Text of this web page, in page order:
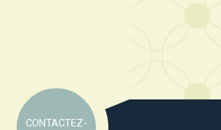
CONTACTEZ-